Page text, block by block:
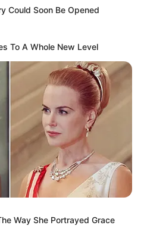
Bikin
Could Soon Be Opened
To A Whole New Level
Way She Portrayed Grace